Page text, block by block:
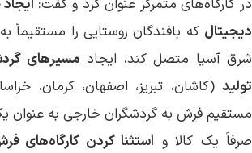
در کارگاه‌های متمرکز عنوان کرد و گفت:
دیجیتال که بافندگان روستایی را مستقیماً به
شرق آسیا متصل کند، ایجاد مسیرهای
تولید (کاشان، تبریز، اصفهان، کرمان،
مستقیم فرش به گردشگران خارجی به عنوان
صرفاً یک کالا و استثنا کردن کارگاه‌های